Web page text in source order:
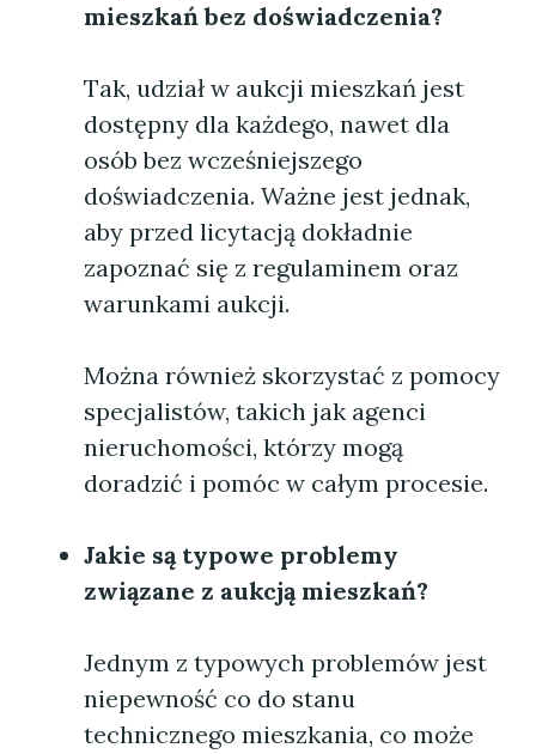
mieszkań bez doświadczenia?
Tak, udział w aukcji mieszkań jest
dostępny dla każdego, nawet dla
osób bez wcześniejszego
doświadczenia. Ważne jest jednak,
aby przed licytacją dokładnie
zapoznać się z regulaminem oraz
warunkami aukcji.
Można również skorzystać z pomocy
specjalistów, takich jak agenci
nieruchomości, którzy mogą
doradzić i pomóc w całym procesie.
Jakie są typowe problemy
związane z aukcją mieszkań?
Jednym z typowych problemów jest
niepewność co do stanu
technicznego mieszkania, co może